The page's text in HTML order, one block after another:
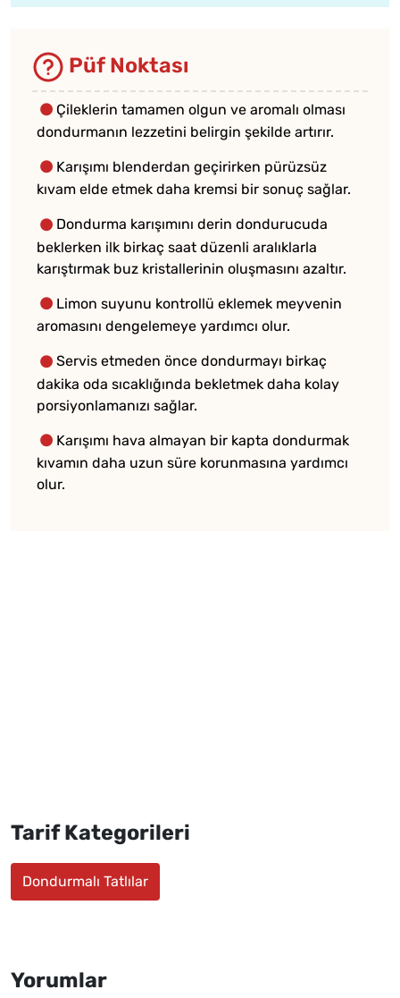
Püf Noktası
Çileklerin tamamen olgun ve aromalı olması
dondurmanın lezzetini belirgin şekilde artırır.
Karışımı blenderdan geçirirken pürüzsüz
kıvam elde etmek daha kremsi bir sonuç sağlar.
Dondurma karışımını derin dondurucuda
beklerken ilk birkaç saat düzenli aralıklarla
karıştırmak buz kristallerinin oluşmasını azaltır.
Limon suyunu kontrollü eklemek meyvenin
aromasını dengelemeye yardımcı olur.
Servis etmeden önce dondurmayı birkaç
dakika oda sıcaklığında bekletmek daha kolay
porsiyonlamanızı sağlar.
Karışımı hava almayan bir kapta dondurmak
kıvamın daha uzun süre korunmasına yardımcı
olur.
Tarif Kategorileri
Dondurmalı Tatlılar
Yorumlar